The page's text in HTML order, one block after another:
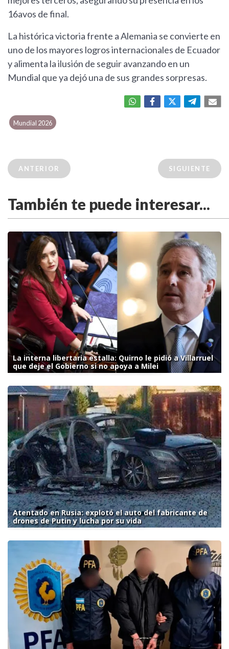
16avos de final.
La histórica victoria frente a Alemania se convierte en
uno de los mayores logros internacionales de Ecuador
y alimenta la ilusión de seguir avanzando en un
Mundial que ya dejó una de sus grandes sorpresas.
Mundial 2026
ANTERIOR SIGUIENTE
También te puede interesar...
La interna libertaria estalla: Quirno le pidió a Villarruel
que deje el Gobierno si no apoya a Milei
Atentado en Rusia: explotó el auto del fabricante de
drones de Putin y lucha por su vida